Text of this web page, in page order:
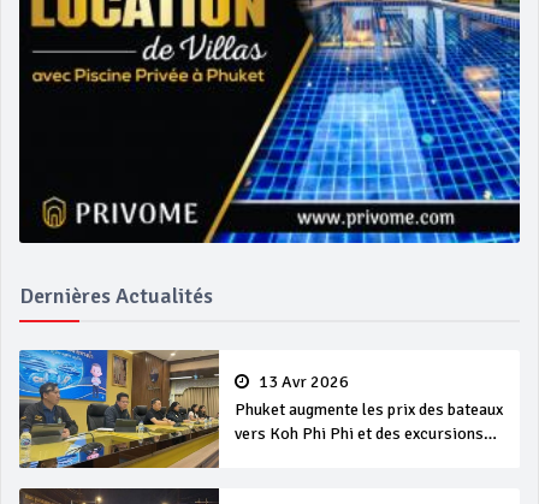
Dernières Actualités
13 Avr 2026
Phuket augmente les prix des bateaux
vers Koh Phi Phi et des excursions